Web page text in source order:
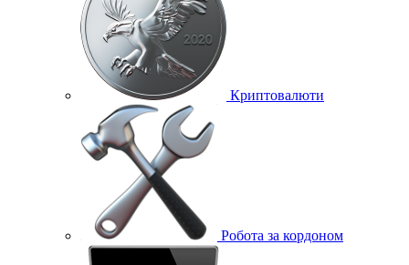
Криптовалюти
Робота за кордоном